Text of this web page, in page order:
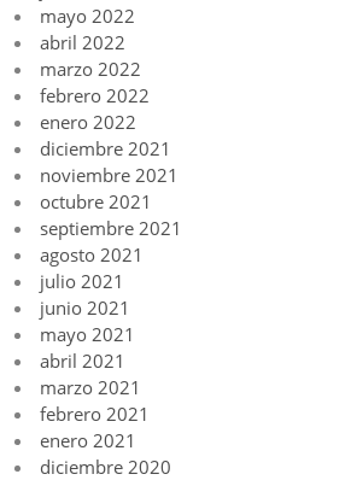
mayo 2022
abril 2022
marzo 2022
febrero 2022
enero 2022
diciembre 2021
noviembre 2021
octubre 2021
septiembre 2021
agosto 2021
julio 2021
junio 2021
mayo 2021
abril 2021
marzo 2021
febrero 2021
enero 2021
diciembre 2020